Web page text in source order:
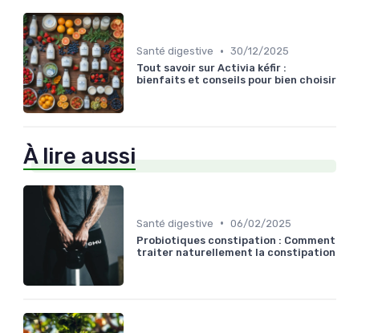
Santé digestive • 30/12/2025
Tout savoir sur Activia kéfir :
bienfaits et conseils pour bien choisir
À lire aussi
Santé digestive • 06/02/2025
Probiotiques constipation : Comment
traiter naturellement la constipation